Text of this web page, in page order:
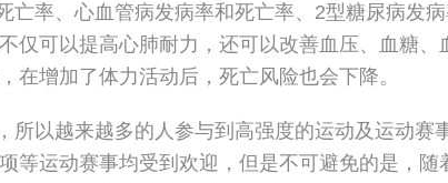
率、心血管病发病率和死亡率、2型糖尿病发病
仅可以提高心肺耐力，还可以改善血压、血糖、
在增加了体力活动后，死亡风险也会下降。
以越来越多的人参与到高强度的运动及运动赛
等运动赛事均受到欢迎，但是不可避免的是，随